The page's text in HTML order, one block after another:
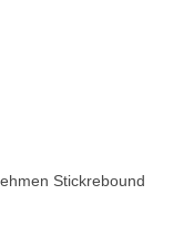
Stickrebound